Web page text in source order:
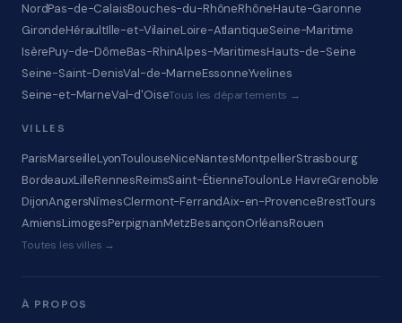
NordPas-de-CalaisBouches-du-RhôneRhôneHaute-Garonne
GirondeHéraultIlle-et-VilaineLoire-AtlantiqueSeine-Maritime
IsèrePuy-de-DômeBas-RhinAlpes-MaritimesHauts-de-Seine
Seine-Saint-DenisVal-de-MarneEssonneYvelines
Seine-et-MarneVal-d'OiseTous les départements →
VILLES
ParisMarseilleLyonToulouseNiceNantesMontpellierStrasbourg
BordeauxLilleRennesReimsSaint-ÉtienneToulonLe HavreGrenoble
DijonAngersNîmesClermont-FerrandAix-en-ProvenceBrestTours
AmiensLimogesPerpignanMetzBesançonOrléansRouen
Toutes les villes →
À PROPOS